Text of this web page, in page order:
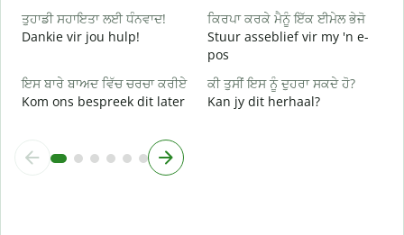
ਤੁਹਾਡੀ ਸਹਾਇਤਾ ਲਈ ਧੰਨਵਾਦ!
Dankie vir jou hulp!
ਕਿਰਪਾ ਕਰਕੇ ਮੈਨੂੰ ਇੱਕ ਈਮੇਲ ਭੇਜੋ
Stuur asseblief vir my 'n e-
pos
ਇਸ ਬਾਰੇ ਬਾਅਦ ਵਿੱਚ ਚਰਚਾ ਕਰੀਏ
Kom ons bespreek dit later
ਕੀ ਤੁਸੀਂ ਇਸ ਨੂੰ ਦੁਹਰਾ ਸਕਦੇ ਹੋ?
Kan jy dit herhaal?